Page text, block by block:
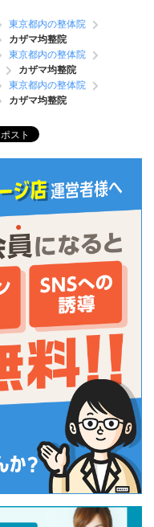
東京都内の整体院
カザマ均整院
東京都内の整体院
カザマ均整院
東京都内の整体院
カザマ均整院